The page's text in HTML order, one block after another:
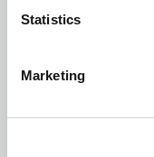
Statistics
Marketing